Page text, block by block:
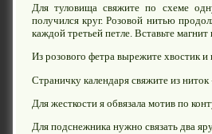
Для туловища свяжите по схеме
получился круг. Розовой нитью
каждой третьей петле. Вставьте
Из розового фетра вырежите хвостик
Страничку календаря свяжите из
Для жесткости я обвязала мотив по
Для подснежника нужно связать два